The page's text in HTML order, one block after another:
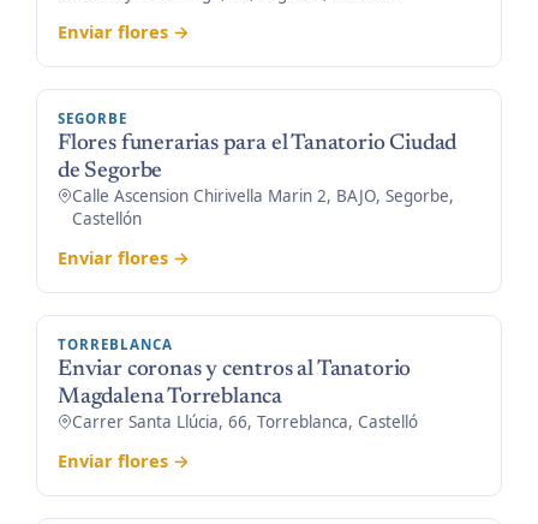
Enviar flores →
SEGORBE
Flores funerarias para el Tanatorio Ciudad
de Segorbe
Calle Ascension Chirivella Marin 2, BAJO, Segorbe,
Castellón
Enviar flores →
TORREBLANCA
Enviar coronas y centros al Tanatorio
Magdalena Torreblanca
Carrer Santa Llúcia, 66, Torreblanca, Castelló
Enviar flores →